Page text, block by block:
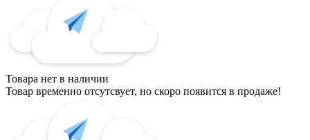
Товара нет в наличии
Товар временно отсутсвует, но скоро появится в продаже!